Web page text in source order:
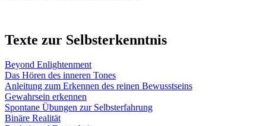
Texte zur Selbsterkenntnis
Beyond Enlightenment
Das Hören des inneren Tones
Anleitung zum Erkennen des reinen Bewusstseins
Gewahrsein erkennen
Spontane Übungen zur Selbsterfahrung
Binäre Realität